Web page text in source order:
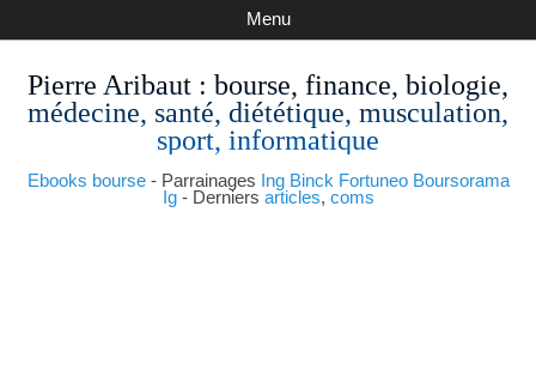
Pierre Aribaut : bourse, finance, biologie,
médecine, santé, diététique, musculation,
sport, informatique
Ebooks bourse- Parrainages Ing Binck Fortuneo Boursorama
Ig- Derniers articles, coms
Menu